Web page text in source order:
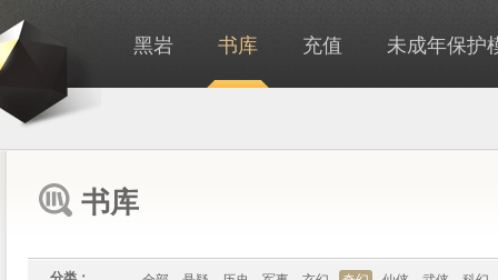
黑岩 书库 充值 未成年保护
书库